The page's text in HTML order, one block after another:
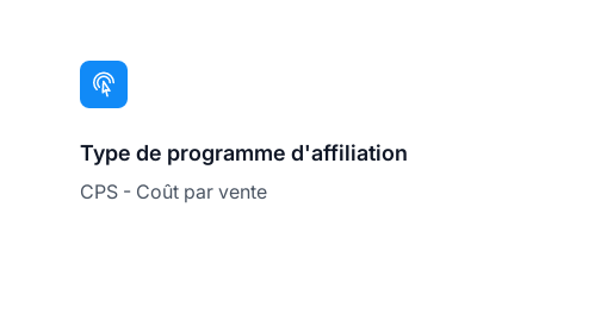
Type de programme d'affiliation
CPS - Coût par vente